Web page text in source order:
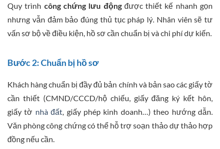
Quy trình công chứng lưu độngđược thiết kế nhanh gọn
nhưng vẫn đảm bảo đúng thủ tục pháp lý. Nhân viên sẽ tư
vấn sơ bộ về điều kiện, hồ sơ cần chuẩn bị và chi phí dự kiến.
Bước 2: Chuẩn bị hồ sơ
Khách hàng chuẩn bị đầy đủ bản chính và bản sao các giấy tờ
cần thiết (CMND/CCCD/hộ chiếu, giấy đăng ký kết hôn,
giấy tờ nhà đất, giấy phép kinh doanh…) theo hướng dẫn.
Văn phòng công chứng có thể hỗ trợ soạn thảo dự thảo hợp
đồng nếu cần.